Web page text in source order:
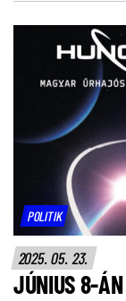
POLITIK
2025. 05. 23.
JÚNIUS 8-ÁN